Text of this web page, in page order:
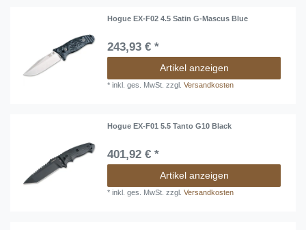
Hogue EX-F02 4.5 Satin G-Mascus Blue
243,93 € *
Artikel anzeigen
*inkl. ges. MwSt. zzgl.Versandkosten
Hogue EX-F01 5.5 Tanto G10 Black
401,92 € *
Artikel anzeigen
*inkl. ges. MwSt. zzgl.Versandkosten